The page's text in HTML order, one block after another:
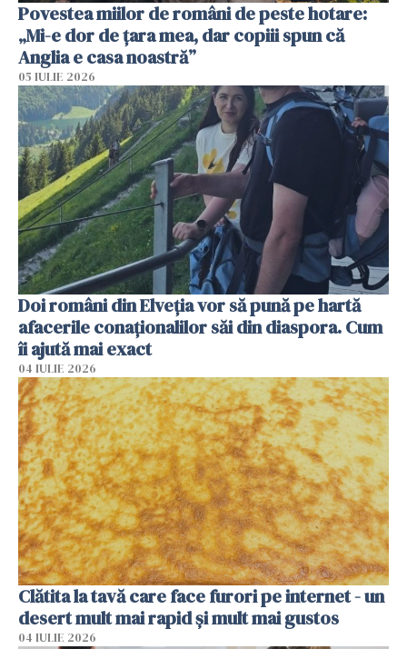
Povestea miilor de români de peste hotare:
„Mi-e dor de țara mea, dar copiii spun că
Anglia e casa noastră”
05 IULIE 2026
Doi români din Elveția vor să pună pe hartă
afacerile conaționalilor săi din diaspora. Cum
îi ajută mai exact
04 IULIE 2026
Clătita la tavă care face furori pe internet - un
desert mult mai rapid și mult mai gustos
04 IULIE 2026